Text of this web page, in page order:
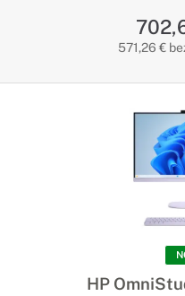
571,26 €
HP